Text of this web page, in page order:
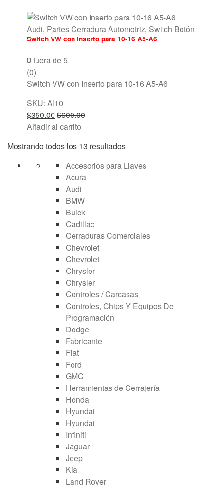
Audi, Partes Cerradura Automotriz, Switch Botón
Switch VW con Inserto para 10-16 A5-A6
0fuera de 5
(0)
Switch VW con Inserto para 10-16 A5-A6
SKU: AI10
$350.00 $600.00
Añadir al carrito
Mostrando todos los 13 resultados
Accesorios para Llaves
Acura
Audi
BMW
Buick
Cadillac
Cerraduras Comerciales
Chevrolet
Chevrolet
Chrysler
Chrysler
Controles / Carcasas
Controles, Chips Y Equipos De
Programación
Dodge
Fabricante
Fiat
Ford
GMC
Herramientas de Cerrajería
Honda
Hyundai
Hyundai
Infiniti
Jaguar
Jeep
Kia
Land Rover